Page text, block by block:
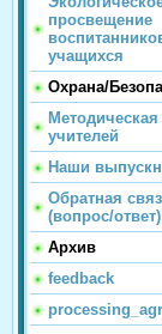
просвещение
учащихся
Охрана/
учителей
Наши
Обратная
(вопрос/ответ)
Архив
feedback